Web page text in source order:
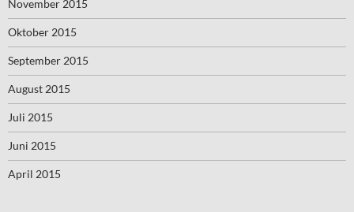
November 2015
Oktober 2015
September 2015
August 2015
Juli 2015
Juni 2015
April 2015